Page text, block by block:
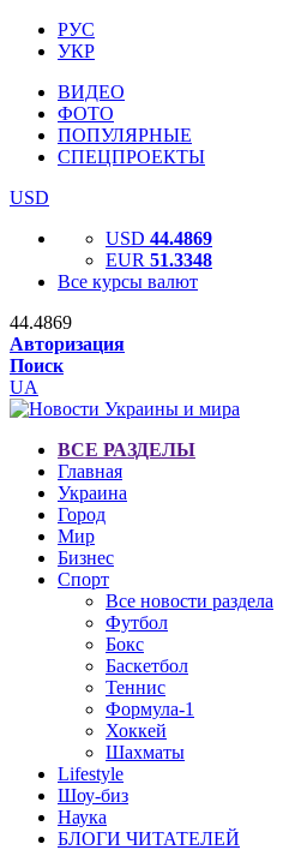
РУС
УКР
ВИДЕО
ФОТО
ПОПУЛЯРНЫЕ
СПЕЦПРОЕКТЫ
USD
USD 44.4869
EUR 51.3348
Все курсы валют
44.4869
Авторизация
Поиск
UA
ВСЕ РАЗДЕЛЫ
Главная
Украина
Город
Мир
Бизнес
Спорт
Все новости раздела
Футбол
Бокс
Баскетбол
Теннис
Формула-1
Хоккей
Шахматы
Lifestyle
Шоу-биз
Наука
БЛОГИ ЧИТАТЕЛЕЙ